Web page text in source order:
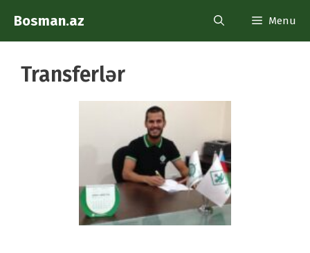
content
Bosman.az Menu
Transferlər